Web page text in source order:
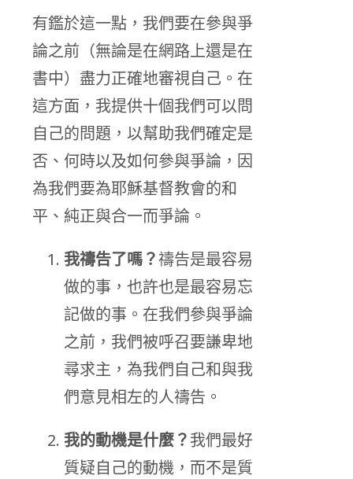
有鑑於這一點，我們要在參與爭
論之前（無論是在網路上還是在
書中）盡力正確地審視自己。在
這方面，我提供十個我們可以問
自己的問題，以幫助我們確定是
否、何時以及如何參與爭論，因
為我們要為耶穌基督教會的和
平、純正與合一而爭論。
我禱告了嗎？禱告是最容易
做的事，也許也是最容易忘
記做的事。在我們參與爭論
之前，我們被呼召要謙卑地
尋求主，為我們自己和與我
們意見相左的人禱告。
我的動機是什麼？我們最好
質疑自己的動機，而不是質